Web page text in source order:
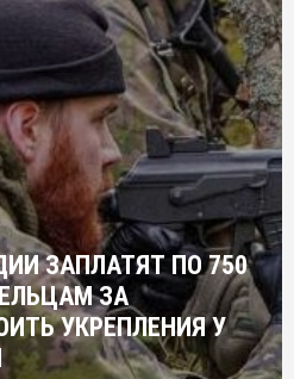
ЗАПЛАТЯТ ПО 750
ЗА
УКРЕПЛЕНИЯ У